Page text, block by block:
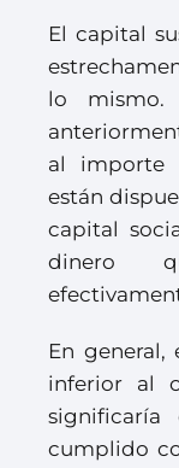
El capital
lo mismo.
al importe
están
capital
dinero
En
inferior al
significaría
cumplido